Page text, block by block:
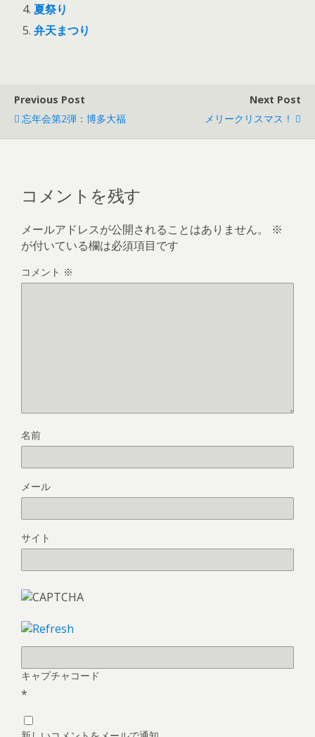
夏祭り
弁天まつり
Previous Post
忘年会第2弾：博多大福
Next Post
メリークリスマス！
コメントを残す
メールアドレスが公開されることはありません。
※
が付いている欄は必須項目です
コメント ※
名前
メール
サイト
キャプチャコード
*